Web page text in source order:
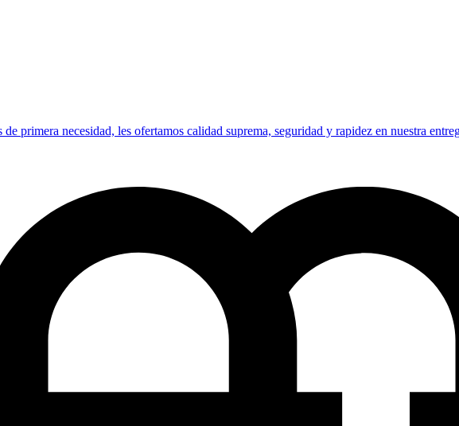
primera necesidad, les ofertamos calidad suprema, seguridad y rapidez en nuestra